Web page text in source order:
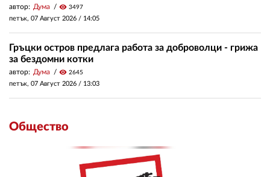
автор: Дума visibility 3497
петък, 07 Август 2026 / 14:05
Гръцки остров предлага работа за доброволци - грижа
за бездомни котки
автор: Дума visibility 2645
петък, 07 Август 2026 / 13:03
Общество